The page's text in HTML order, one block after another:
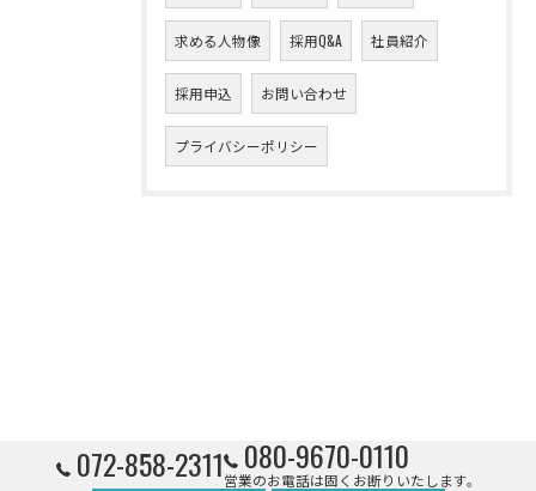
求める人物像 採用Q&A 社員紹介
採用申込 お問い合わせ
プライバシーポリシー
072-858-2311 080-9670-0110
営業のお電話は固くお断りいたします。